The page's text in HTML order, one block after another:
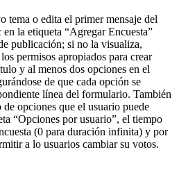
tema o edita el primer mensaje del
la etiqueta “Agregar Encuesta”
publicación; si no la visualiza,
permisos apropiados para crear
y al menos dos opciones en el
de que cada opción se
línea del formulario. También
opciones que el usuario puede
“Opciones por usuario”, el tiempo
(0 para duración infinita) y por
a lo usuarios cambiar su votos.